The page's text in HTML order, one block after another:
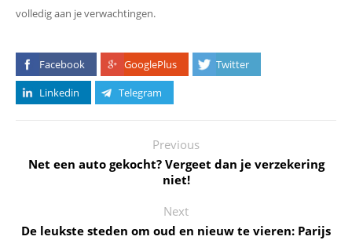
volledig aan je verwachtingen.
Facebook GooglePlus
Twitter
Linkedin
Telegram
Previous
Net een auto gekocht? Vergeet dan je verzekering
niet!
Next
De leukste steden om oud en nieuw te vieren: Parijs